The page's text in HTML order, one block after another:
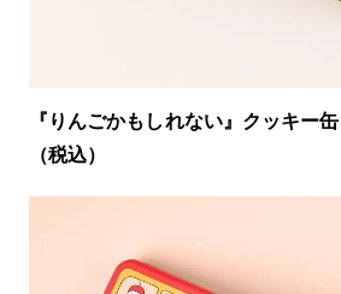
『りんごかもしれない』クッキー
（税込）